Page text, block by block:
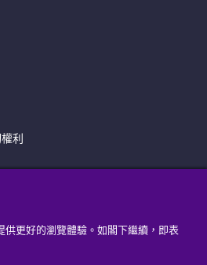
供更好的瀏覽體驗。如閣下繼續，即表
利